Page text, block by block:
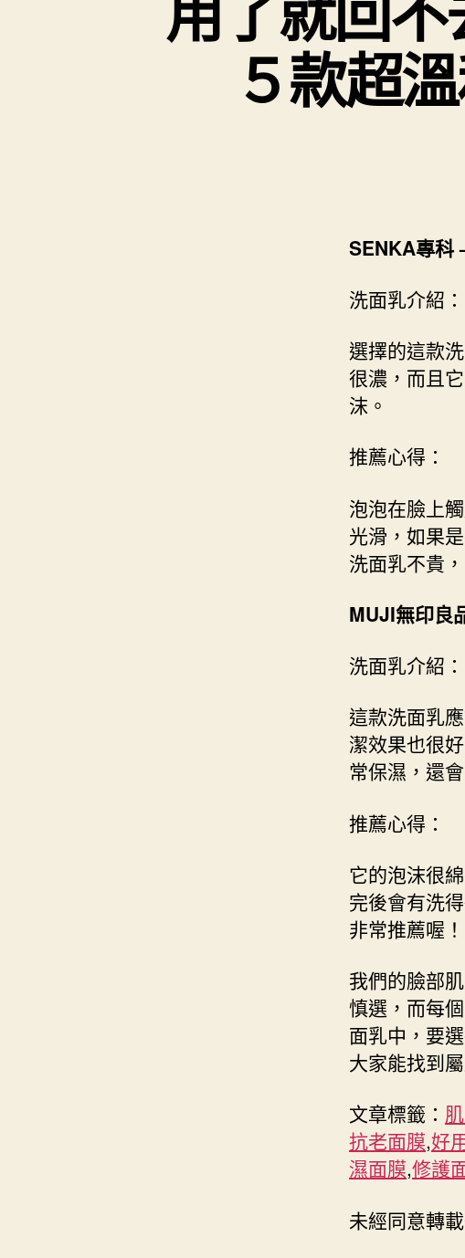
５款超
SENKA專科
洗面乳介紹：
選擇的這款
很濃，而且
沫。
推薦心得：
泡泡在臉上
光滑，如果
洗面乳不貴
MUJI無印良
洗面乳介紹：
這款洗面乳
潔效果也很
常保濕，還
推薦心得：
它的泡沫很
完後會有洗
非常推薦喔！
我們的臉部
慎選，而每
面乳中，要
大家能找到
文章標籤：
抗老面膜,好
濕面膜,修護
未經同意轉